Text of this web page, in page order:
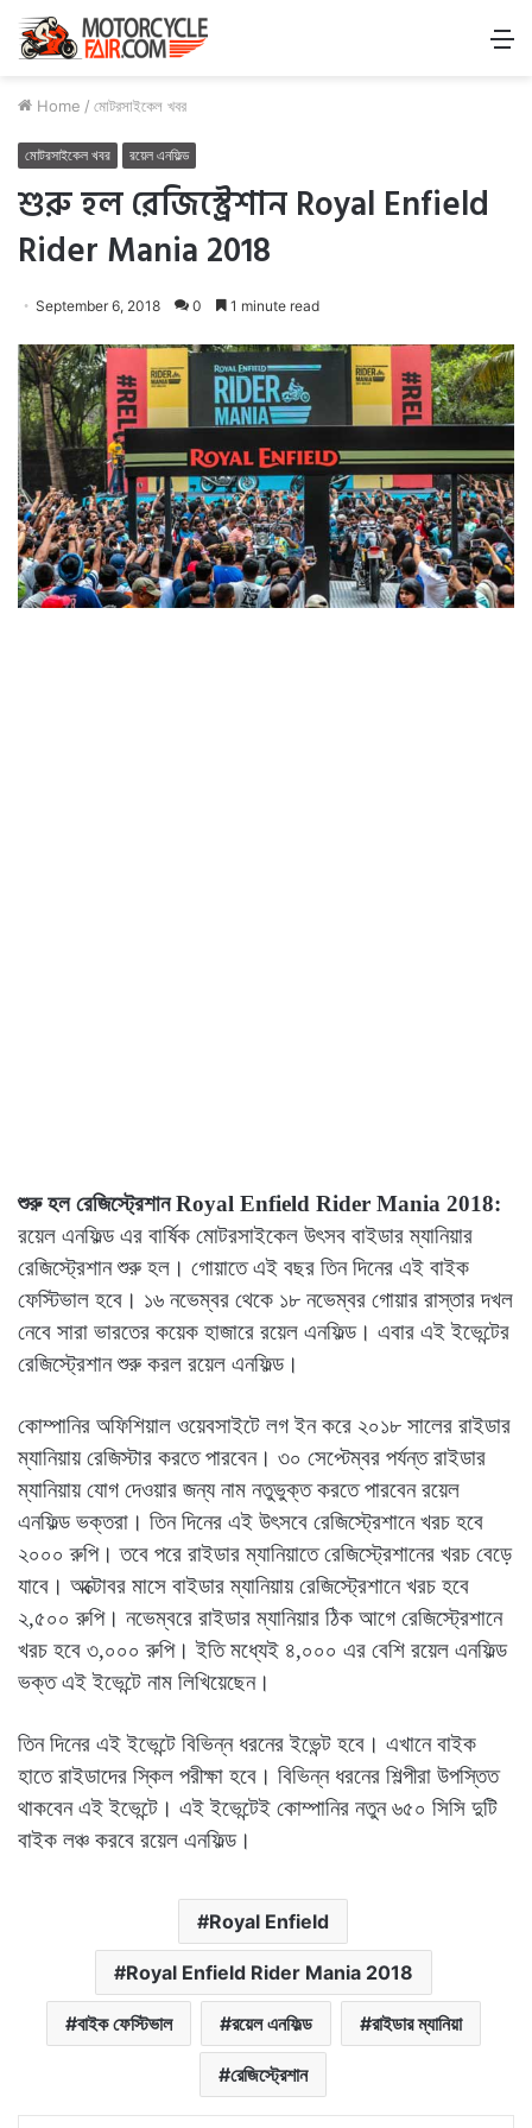
Home / মোটরসাইকেল খবর
মোটরসাইকেল খবর রয়েল এনফিল্ড
শুরু হল রেজিস্ট্রেশান Royal Enfield
Rider Mania 2018
September 6, 2018 0 1 minute read
শুরু হল রেজিস্ট্রেশান Royal Enfield Rider Mania 2018:
রয়েল এনফিল্ড এর বার্ষিক মোটরসাইকেল উৎসব বাইডার ম্যানিয়ার
রেজিস্ট্রেশান শুরু হল। গোয়াতে এই বছর তিন দিনের এই বাইক
ফেস্টিভাল হবে। ১৬ নভেম্বর থেকে ১৮ নভেম্বর গোয়ার রাস্তার দখল
নেবে সারা ভারতের কয়েক হাজারে রয়েল এনফিল্ড। এবার এই ইভেন্টের
রেজিস্ট্রেশান শুরু করল রয়েল এনফিল্ড।
কোম্পানির অফিশিয়াল ওয়েবসাইটে লগ ইন করে ২০১৮ সালের রাইডার
ম্যানিয়ায় রেজিস্টার করতে পারবেন। ৩০ সেপ্টেম্বর পর্যন্ত রাইডার
ম্যানিয়ায় যোগ দেওয়ার জন্য নাম নতুভুক্ত করতে পারবেন রয়েল
এনফিল্ড ভক্তরা। তিন দিনের এই উৎসবে রেজিস্ট্রেশানে খরচ হবে
২০০০ রুপি। তবে পরে রাইডার ম্যানিয়াতে রেজিস্ট্রেশানের খরচ বেড়ে
যাবে। অক্টোবর মাসে বাইডার ম্যানিয়ায় রেজিস্ট্রেশানে খরচ হবে
২,৫০০ রুপি। নভেম্বরে রাইডার ম্যানিয়ার ঠিক আগে রেজিস্ট্রেশানে
খরচ হবে ৩,০০০ রুপি। ইতি মধ্যেই ৪,০০০ এর বেশি রয়েল এনফিল্ড
ভক্ত এই ইভেন্টে নাম লিখিয়েছেন।
তিন দিনের এই ইভেন্টে বিভিন্ন ধরনের ইভেন্ট হবে। এখানে বাইক
হাতে রাইডাদের স্কিল পরীক্ষা হবে। বিভিন্ন ধরনের শিল্পীরা উপস্তিত
থাকবেন এই ইভেন্টে। এই ইভেন্টেই কোম্পানির নতুন ৬৫০ সিসি দুটি
বাইক লঞ্চ করবে রয়েল এনফিল্ড।
Royal Enfield
Royal Enfield Rider Mania 2018
বাইক ফেস্টিভাল রয়েল এনফিল্ড রাইডার ম্যানিয়া
রেজিস্ট্রেশান